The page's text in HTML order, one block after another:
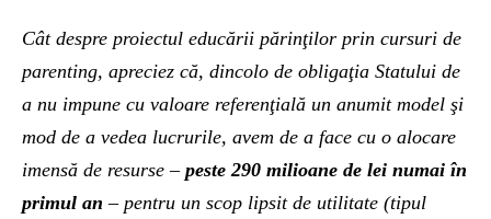
Cât despre proiectul educării părinţilor prin cursuri de
parenting, apreciez că, dincolo de obligaţia Statului de
a nu impune cu valoare referenţială un anumit model şi
mod de a vedea lucrurile, avem de a face cu o alocare
imensă de resurse – peste 290 milioane de lei numai în
primul an – pentru un scop lipsit de utilitate (tipul